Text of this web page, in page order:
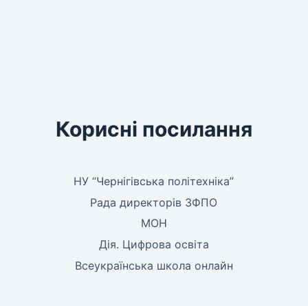
Корисні посилання
НУ “Чернігівська політехніка”
Рада директорів ЗФПО
МОН
Дія. Цифрова освіта
Всеукраїнська школа онлайн